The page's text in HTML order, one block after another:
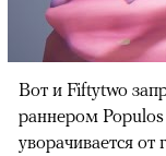
Вот и Fiftytwo
раннером
уворачивается от